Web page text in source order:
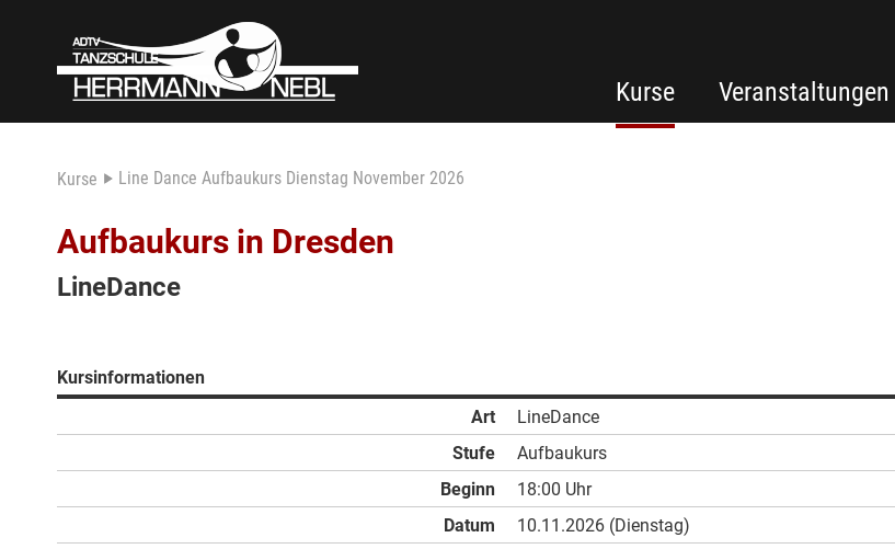
Kurse Veranstaltungen
Kurse Line Dance Aufbaukurs Dienstag November 2026
Aufbaukurs in Dresden
LineDance
Kursinformationen
Art
LineDance
Stufe
Aufbaukurs
Beginn
18:00 Uhr
Datum
10.11.2026 (Dienstag)